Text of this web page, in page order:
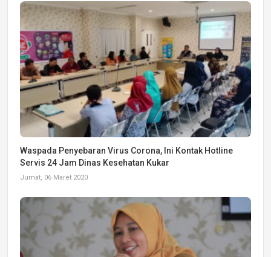
Waspada Penyebaran Virus Corona, Ini Kontak Hotline
Servis 24 Jam Dinas Kesehatan Kukar
Jumat, 06 Maret 2020